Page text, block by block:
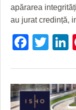
SFATUL
SFATURI
apărarea
au jurat credință,